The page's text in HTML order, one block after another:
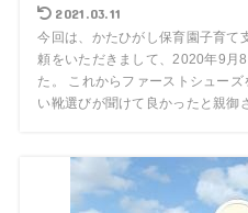
2021.03.11
今回は、かたひがし保育園子育て
頼をいただきまして、2020年9月
た。 これからファーストシュー
い靴選びが聞けて良かったと親御